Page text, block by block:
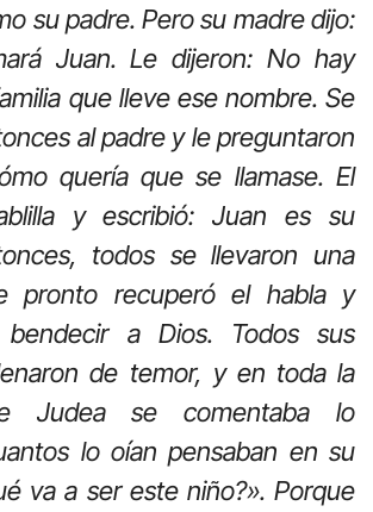
su padre. Pero su madre dijo:
Juan. Le dijeron: No hay
que lleve ese nombre. Se
al padre y le preguntaron
quería que se llamase. El
y escribió: Juan es su
todos se llevaron una
pronto recuperó el habla y
a Dios. Todos sus
de temor, y en toda la
Judea se comentaba lo
lo oían pensaban en su
va a ser este niño?». Porque